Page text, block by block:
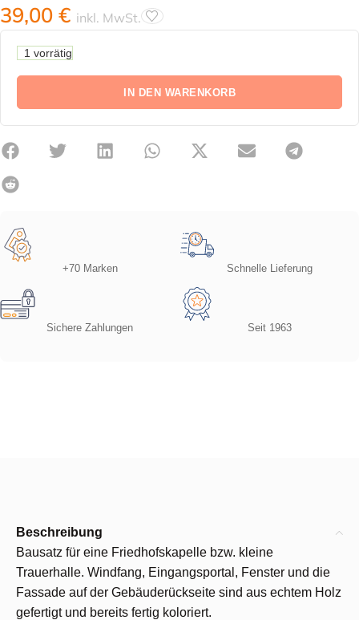
39,00 € inkl. MwSt.
1 vorrätig
IN DEN WARENKORB
+70 Marken Schnelle Lieferung
Sichere Zahlungen Seit 1963
Beschreibung
Bausatz für eine Friedhofskapelle bzw. kleine
Trauerhalle. Windfang, Eingangsportal, Fenster und die
Fassade auf der Gebäuderückseite sind aus echtem Holz
gefertigt und bereits fertig koloriert.